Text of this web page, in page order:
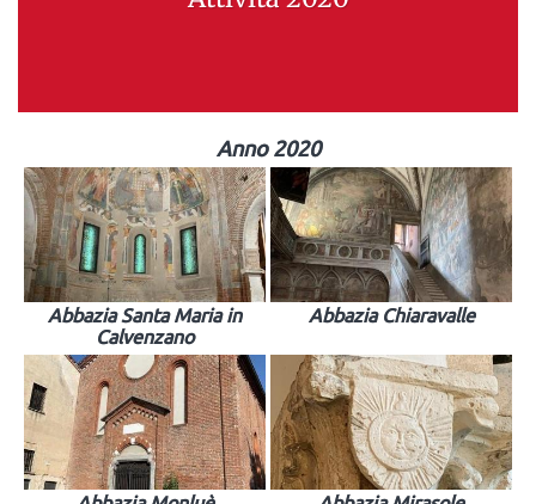
Anno 2020
Abbazia Santa Maria in
Calvenzano
Abbazia Chiaravalle